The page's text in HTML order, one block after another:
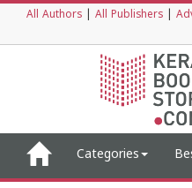
All Authors All Publishers
Categories